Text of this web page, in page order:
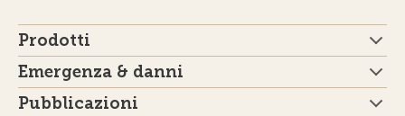
Prodotti
Emergenza & danni
Pubblicazioni